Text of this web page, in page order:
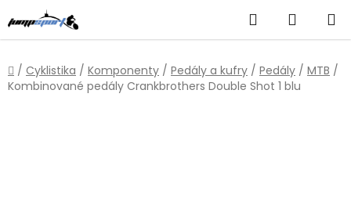
na
obsah
Hledat
KOŠÍK
Domů
/ Cyklistika / Komponenty / Pedály a kufry / Pedály / MTB /
Kombinované pedály Crankbrothers Double Shot 1 blu